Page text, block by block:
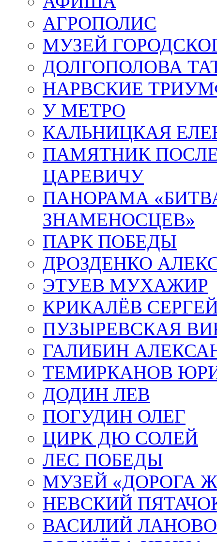
АГРОПОЛИС
МУЗЕЙ
ДОЛГОПОЛОВА
НАРВСКИЕ
У МЕТРО
КАЛЬНИЦКАЯ
ПАМЯТНИК
ЦАРЕВИЧУ
ПАНОРАМА
ЗНАМЕНОСЦЕВ»
ПАРК ПОБЕДЫ
ДРОЗДЕНКО
ЭТУЕВ МУХАЖИР
КРИКАЛЁВ
ПУЗЫРЕВСКАЯ
ГАЛИБИН
ТЕМИРКАНОВ
ДОДИН ЛЕВ
ПОГУДИН ОЛЕГ
ЦИРК ДЮ СОЛЕЙ
ЛЕС ПОБЕДЫ
МУЗЕЙ «ДОРОГА
НЕВСКИЙ
ВАСИЛИЙ